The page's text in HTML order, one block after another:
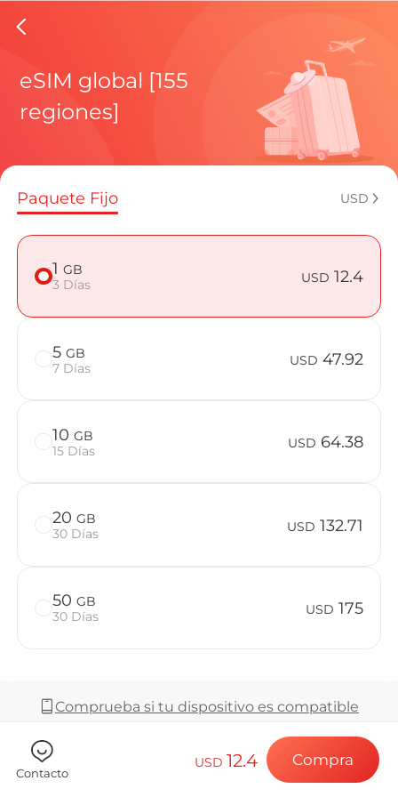
eSIMs
Planes
¿Cómo
Ventajas
Preguntas
Elija su
Instale su
Disfrute de su
Conexión a
eSIM global [155
regiones]
Paquete Fijo USD
1 GB
3 Días
USD 12.4
5 GB
7 Días
USD 47.92
10 GB
15 Días
USD 64.38
20 GB
30 Días
USD 132.71
50 GB
30 Días
USD 175
Comprueba si tu dispositivo es compatible
Cobertura y Red
Contacto
USD 12.4 Compra